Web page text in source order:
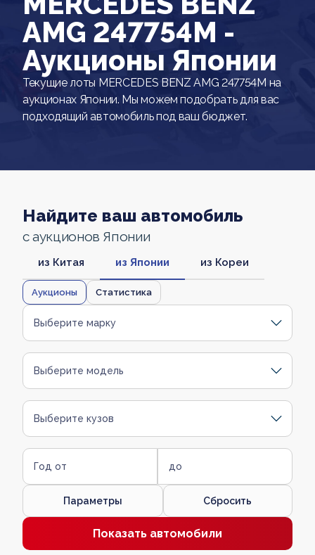
AMG 247754M -
Аукционы Японии
Текущие лоты MERCEDES BENZ AMG 247754M на
аукционах Японии. Мы можем подобрать для вас
подходящий автомобиль под ваш бюджет.
Найдите ваш автомобиль
с аукционов Японии
из Китая из Японии из Кореи
Аукционы Статистика
Выберите марку
Выберите модель
Выберите кузов
Год от до
Параметры Сбросить
Показать автомобили